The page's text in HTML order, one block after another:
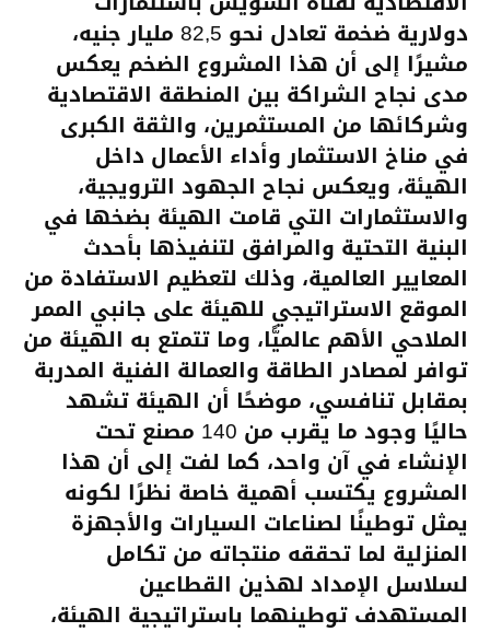
دولارية ضخمة تعادل نحو 82,5 مليار جنيه،
مشيرًا إلى أن هذا المشروع الضخم يعكس
مدى نجاح الشراكة بين المنطقة الاقتصادية
وشركائها من المستثمرين، والثقة الكبرى
في مناخ الاستثمار وأداء الأعمال داخل
الهيئة، ويعكس نجاح الجهود الترويجية،
والاستثمارات التي قامت الهيئة بضخها في
البنية التحتية والمرافق لتنفيذها بأحدث
المعايير العالمية، وذلك لتعظيم الاستفادة من
الموقع الاستراتيجي للهيئة على جانبي الممر
الملاحي الأهم عالميًّا، وما تتمتع به الهيئة من
توافر لمصادر الطاقة والعمالة الفنية المدربة
بمقابل تنافسي، موضحًا أن الهيئة تشهد
حاليًا وجود ما يقرب من 140 مصنع تحت
الإنشاء في آن واحد، كما لفت إلى أن هذا
المشروع يكتسب أهمية خاصة نظرًا لكونه
يمثل توطينًا لصناعات السيارات والأجهزة
المنزلية لما تحققه منتجاته من تكامل
لسلاسل الإمداد لهذين القطاعين
المستهدف توطينهما باستراتيجية الهيئة،